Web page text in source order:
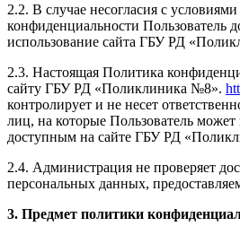
2.2. В случае несогласия с
конфиденциальности Пользователь
использование сайта ГБУ РД
2.3. Настоящая Политика
сайту ГБУ РД «Поликлиника №8».
контролирует и не несет
лиц, на которые Пользователь
доступным на сайте ГБУ РД
2.4. Администрация не проверяет
персональных данных,
3. Предмет политики